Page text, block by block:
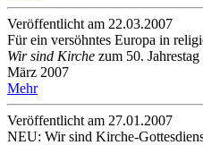
Veröffentlicht am 22­.03.2007
Für ein versöhntes Europa in
Wir sind Kirche zum 50.
März 2007
Mehr
Veröffentlicht am 27­.01.2007
NEU: Wir sind Kirche-